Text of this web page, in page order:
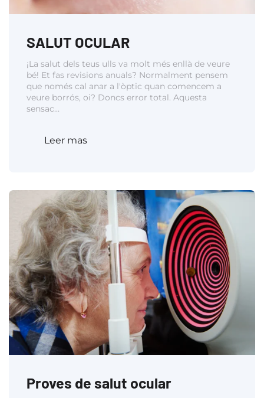
SALUT OCULAR
¡La salut dels teus ulls va molt més enllà de veure
bé! Et fas revisions anuals? Normalment pensem
que només cal anar a l'òptic quan comencem a
veure borrós, oi? Doncs error total. Aquesta
sensac…
Leer mas
Proves de salut ocular